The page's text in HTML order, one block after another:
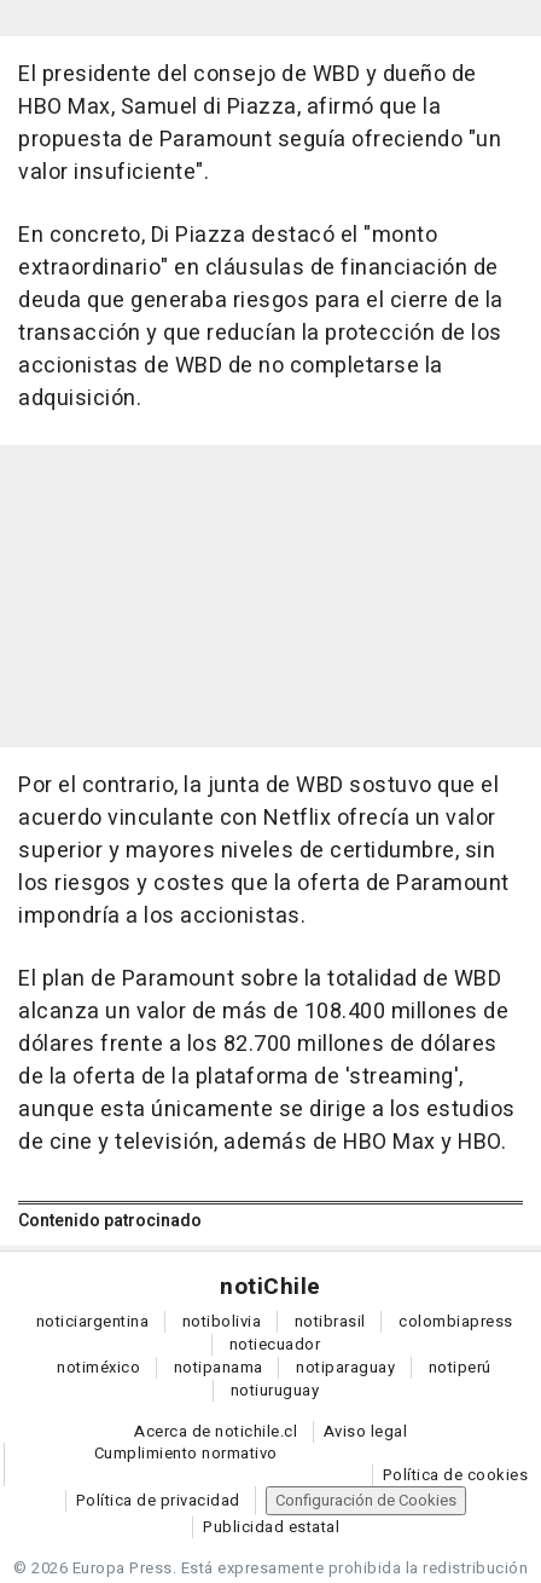
El presidente del consejo de WBD y dueño de
HBO Max, Samuel di Piazza, afirmó que la
propuesta de Paramount seguía ofreciendo "un
valor insuficiente".
En concreto, Di Piazza destacó el "monto
extraordinario" en cláusulas de financiación de
deuda que generaba riesgos para el cierre de la
transacción y que reducían la protección de los
accionistas de WBD de no completarse la
adquisición.
Por el contrario, la junta de WBD sostuvo que el
acuerdo vinculante con Netflix ofrecía un valor
superior y mayores niveles de certidumbre, sin
los riesgos y costes que la oferta de Paramount
impondría a los accionistas.
El plan de Paramount sobre la totalidad de WBD
alcanza un valor de más de 108.400 millones de
dólares frente a los 82.700 millones de dólares
de la oferta de la plataforma de 'streaming',
aunque esta únicamente se dirige a los estudios
de cine y televisión, además de HBO Max y HBO.
Contenido patrocinado
notiChile
noticiargentina notibolivia notibrasil colombiapress
notiecuador
notiméxico notipanama notiparaguay notiperú
notiuruguay
Acerca de notichile.cl
Aviso legal
Cumplimiento normativo
Política de cookies
Política de privacidad
Configuración de Cookies
Publicidad estatal
© 2026 Europa Press. Está expresamente prohibida la redistribución